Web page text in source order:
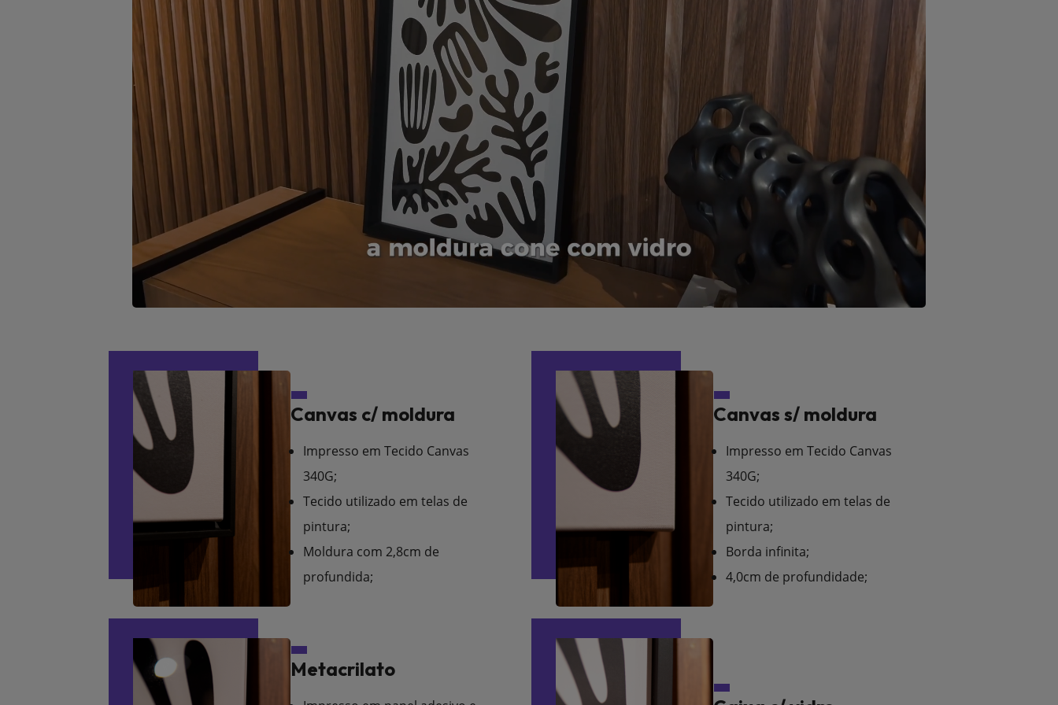
Canvas c/ moldura
Impresso em Tecido Canvas
340G;
Tecido utilizado em telas de
pintura;
Moldura com 2,8cm de
profundida;
Canvas s/ moldura
Impresso em Tecido Canvas
340G;
Tecido utilizado em telas de
pintura;
Borda infinita;
4,0cm de profundidade;
Metacrilato